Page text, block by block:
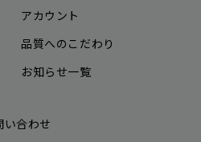
アカウント
品質へのこだわり
お知らせ一覧
合わせ